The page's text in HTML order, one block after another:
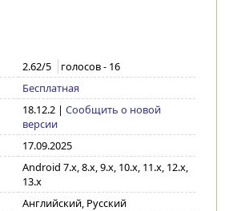
2.62/5 голосов - 16
Бесплатная
18.12.2| Сообщить о новой
версии
17.09.2025
Android 7.x, 8.x, 9.x, 10.x, 11.x, 12.x,
13.x
Английский, Русский